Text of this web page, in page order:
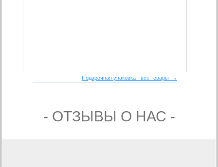
Подарочная упаковка - все товары →
- ОТЗЫВЫ О НАС -